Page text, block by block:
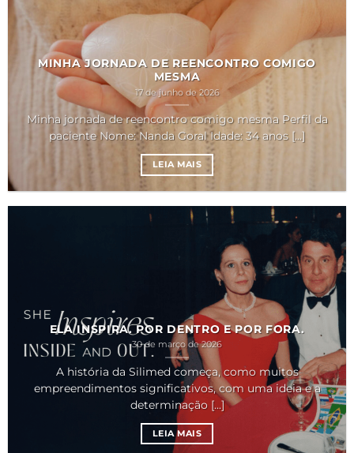
MINHA JORNADA DE REENCONTRO COMIGO
MESMA
17 de junho de 2026
Minha jornada de reencontro comigo mesma Perfil da
paciente Nome: Nanda Goral Idade: 34 anos [...]
LEIA MAIS
ELA INSPIRA. POR DENTRO E POR FORA.
30 de março de 2026
A história da Silimed começa, como muitos
empreendimentos significativos, com uma ideia e a
determinação [...]
LEIA MAIS